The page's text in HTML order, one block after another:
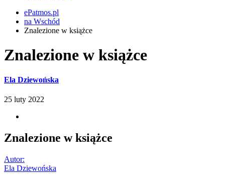
ePatmos.pl
na Wschód
Znalezione w książce
Znalezione w książce
Ela Dziewońska
25 luty 2022
Znalezione w książce
Autor:
Ela Dziewońska